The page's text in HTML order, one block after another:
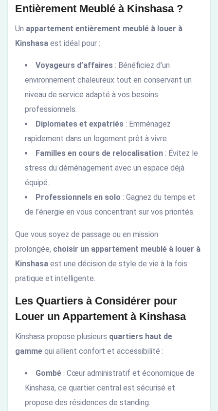
Entièrement Meublé à Kinshasa ?
Un appartement entièrement meublé à louer à
Kinshasa est idéal pour :
Voyageurs d’affaires : Bénéficiez d’un
environnement chaleureux tout en conservant un
niveau de service adapté à vos besoins
professionnels.
Diplomates et expatriés : Emménagez
rapidement dans un logement prêt à vivre.
Familles en cours de relocalisation : Évitez le
stress du déménagement avec un espace déjà
équipé.
Professionnels en solo : Gagnez du temps et
de l’énergie en vous concentrant sur vos priorités.
Que vous soyez de passage ou en mission
prolongée, choisir un appartement meublé à louer à
Kinshasa est une décision de style de vie à la fois
pratique et intelligente.
Les Quartiers à Considérer pour
Louer un Appartement à Kinshasa
Kinshasa propose plusieurs quartiers haut de
gamme qui allient confort et accessibilité :
Gombé : Cœur administratif et économique de
Kinshasa, ce quartier central est sécurisé et
propose des résidences de standing.